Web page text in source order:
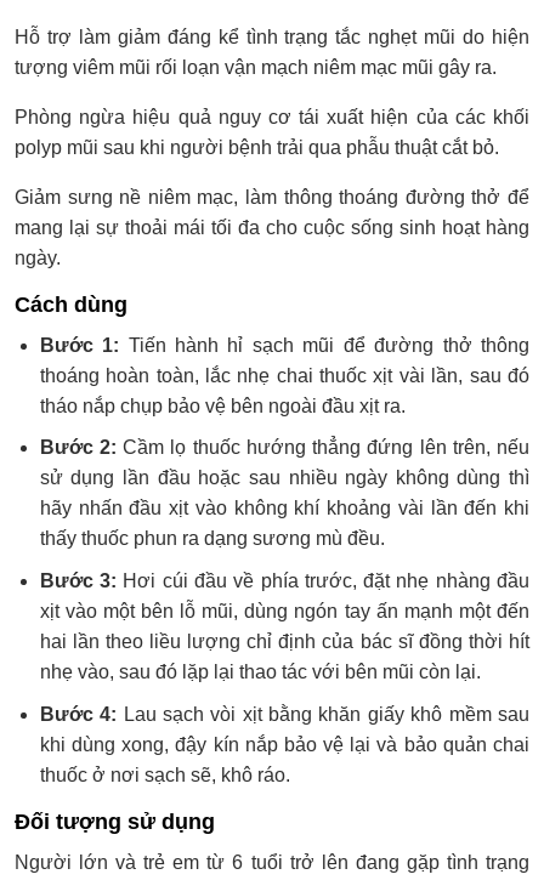
Hỗ trợ làm giảm đáng kể tình trạng tắc nghẹt mũi do hiện
tượng viêm mũi rối loạn vận mạch niêm mạc mũi gây ra.
Phòng ngừa hiệu quả nguy cơ tái xuất hiện của các khối
polyp mũi sau khi người bệnh trải qua phẫu thuật cắt bỏ.
Giảm sưng nề niêm mạc, làm thông thoáng đường thở để
mang lại sự thoải mái tối đa cho cuộc sống sinh hoạt hàng
ngày.
Cách dùng
Bước 1: Tiến hành hỉ sạch mũi để đường thở thông
thoáng hoàn toàn, lắc nhẹ chai thuốc xịt vài lần, sau đó
tháo nắp chụp bảo vệ bên ngoài đầu xịt ra.
Bước 2: Cầm lọ thuốc hướng thẳng đứng lên trên, nếu
sử dụng lần đầu hoặc sau nhiều ngày không dùng thì
hãy nhấn đầu xịt vào không khí khoảng vài lần đến khi
thấy thuốc phun ra dạng sương mù đều.
Bước 3: Hơi cúi đầu về phía trước, đặt nhẹ nhàng đầu
xịt vào một bên lỗ mũi, dùng ngón tay ấn mạnh một đến
hai lần theo liều lượng chỉ định của bác sĩ đồng thời hít
nhẹ vào, sau đó lặp lại thao tác với bên mũi còn lại.
Bước 4: Lau sạch vòi xịt bằng khăn giấy khô mềm sau
khi dùng xong, đậy kín nắp bảo vệ lại và bảo quản chai
thuốc ở nơi sạch sẽ, khô ráo.
Đối tượng sử dụng
Người lớn và trẻ em từ 6 tuổi trở lên đang gặp tình trạng